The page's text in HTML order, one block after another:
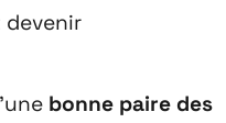
bonne paire des